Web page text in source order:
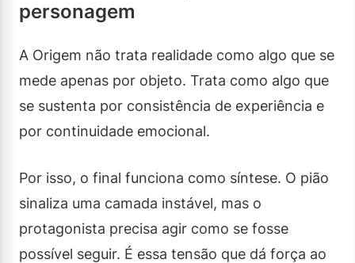
personagem
A Origem não trata realidade como algo que se
mede apenas por objeto. Trata como algo que
se sustenta por consistência de experiência e
por continuidade emocional.
Por isso, o final funciona como síntese. O pião
sinaliza uma camada instável, mas o
protagonista precisa agir como se fosse
possível seguir. É essa tensão que dá força ao